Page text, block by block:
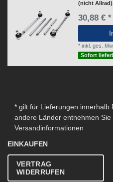
(nicht
30,88 € *
*inkl. ges.
Sofort
* gilt für Lieferungen innerhalb
andere Länder entnehmen
Versandinformationen
EINKAUFEN
VERTRAG
WIDERRUFEN